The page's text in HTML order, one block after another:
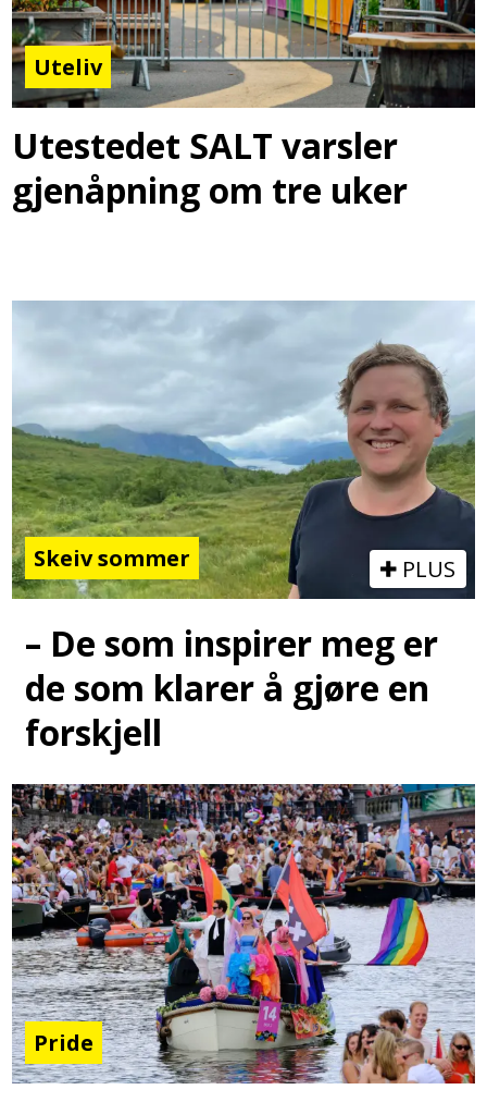
Uteliv
Utestedet SALT varsler
gjenåpning om tre uker
Skeiv sommer PLUS
– De som inspirer meg er
de som klarer å gjøre en
forskjell
Pride